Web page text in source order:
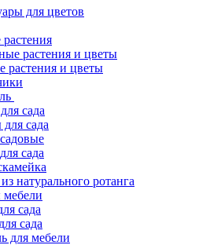
для цветов
растения и цветы
растения и цветы
сада
сада
сада
натурального ротанга
сада
сада
для мебели